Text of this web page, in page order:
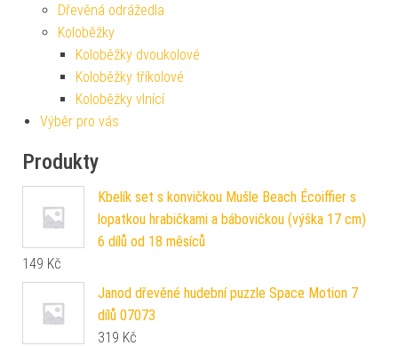
Dřevěná odrážedla
Koloběžky
Koloběžky dvoukolové
Koloběžky tříkolové
Koloběžky vlnící
Výběr pro vás
Produkty
Kbelík set s konvičkou Mušle Beach Écoiffier s
lopatkou hrabičkami a bábovičkou (výška 17 cm)
6 dílů od 18 měsíců
149 Kč
Janod dřevěné hudební puzzle Space Motion 7
dílů 07073
319 Kč